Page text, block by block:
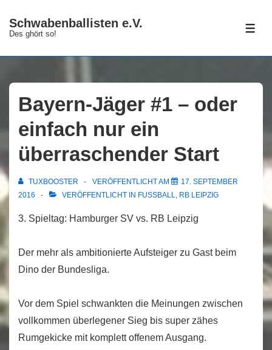
ZumSchwabenballisten e.V.
Des ghört so!
Bayern-Jäger #1 – oder
einfach nur ein
überraschender Start
TUXBOOSTER VERÖFFENTLICHT AM
17. SEPTEMBER
2016
VERÖFFENTLICHT IN FUSSBALL , RB LEIPZIG
3. Spieltag: Hamburger SV vs. RB Leipzig
Der mehr als ambitionierte Aufsteiger zu Gast beim
Dino der Bundesliga.
Vor dem Spiel schwankten die Meinungen zwischen
vollkommen überlegener Sieg bis super zähes
Rumgekicke mit komplett offenem Ausgang.